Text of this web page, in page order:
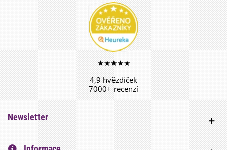
★★★★★
4,9 hvězdiček
7000+ recenzí
Newsletter